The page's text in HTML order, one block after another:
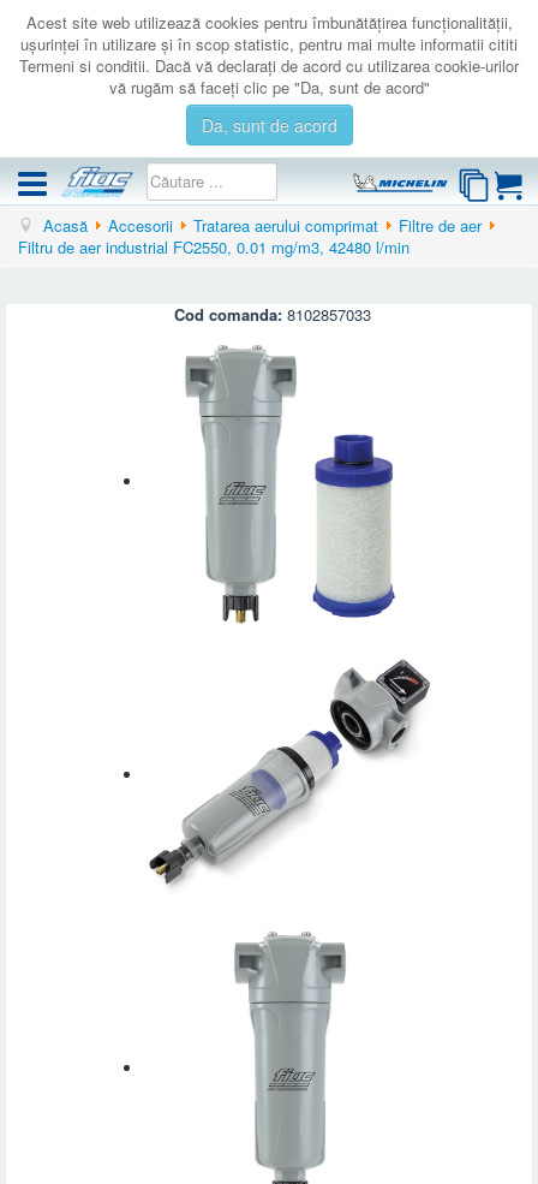
Acest site web utilizează cookies pentru îmbunătăţirea funcţionalităţii,
uşurinţei în utilizare şi în scop statistic, pentru mai multe informatii cititi
Termeni si conditii. Dacă vă declaraţi de acord cu utilizarea cookie-urilor
vă rugăm să faceţi clic pe "Da, sunt de acord"
Da, sunt de acord
COMPRESOARE
Acasă Accesorii Tratarea aerului comprimat
Filtre de aer
Filtru de aer industrial FC2550, 0.01 mg/m3, 42480 l/min
Cod comanda: 8102857033